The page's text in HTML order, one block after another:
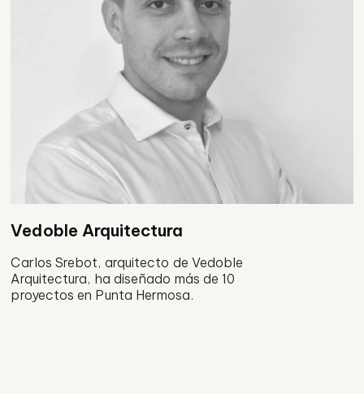
Vedoble Arquitectura
Carlos Srebot, arquitecto de Vedoble
Arquitectura, ha diseñado más de 10
proyectos en Punta Hermosa.